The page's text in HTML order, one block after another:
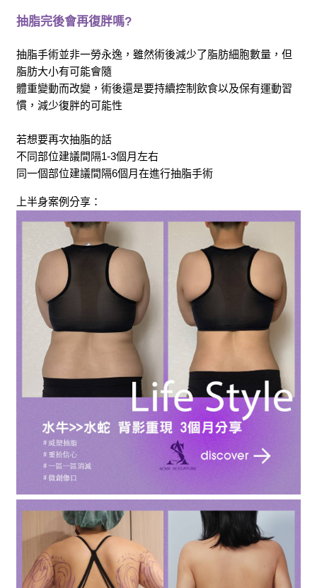
抽脂完後會再復胖嗎?
抽脂手術並非一勞永逸，雖然術後減少了脂肪細胞數量，但
脂肪大小有可能會隨
體重變動而改變，術後還是要持續控制飲食以及保有運動習
慣，減少復胖的可能性
若想要再次抽脂的話
不同部位建議間隔1-3個月左右
同一個部位建議間隔6個月在進行抽脂手術
上半身案例分享：